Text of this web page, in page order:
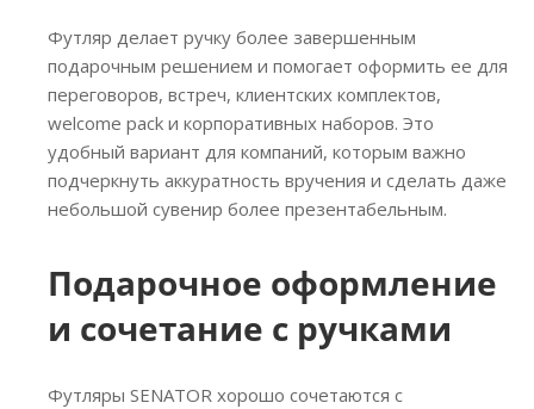
Футляр делает ручку более завершенным
подарочным решением и помогает оформить ее для
переговоров, встреч, клиентских комплектов,
welcome pack и корпоративных наборов. Это
удобный вариант для компаний, которым важно
подчеркнуть аккуратность вручения и сделать даже
небольшой сувенир более презентабельным.
Подарочное оформление
и сочетание с ручками
Футляры SENATOR хорошо сочетаются с